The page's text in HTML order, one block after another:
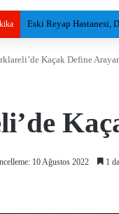
Eski Reyap Hastanesi,
Kaçak Define
10 Ağustos 2022 1